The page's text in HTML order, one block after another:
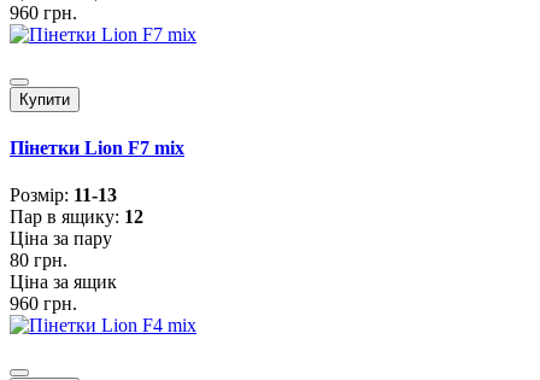
960 грн.
Купити
Пінетки Lion F7 mix
Розмiр: 11-13
Пар в ящику: 12
Ціна за пару
80 грн.
Ціна за ящик
960 грн.